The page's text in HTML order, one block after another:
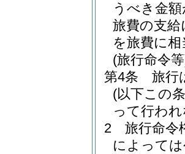
うべき金
旅費の支給
を旅費に
(旅行命令
第4条
旅行
(以下この
って行わ
2
旅行命令
によって